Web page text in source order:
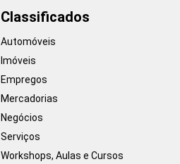
Classificados
Automóveis
Imóveis
Empregos
Mercadorias
Negócios
Serviços
Workshops, Aulas e Cursos